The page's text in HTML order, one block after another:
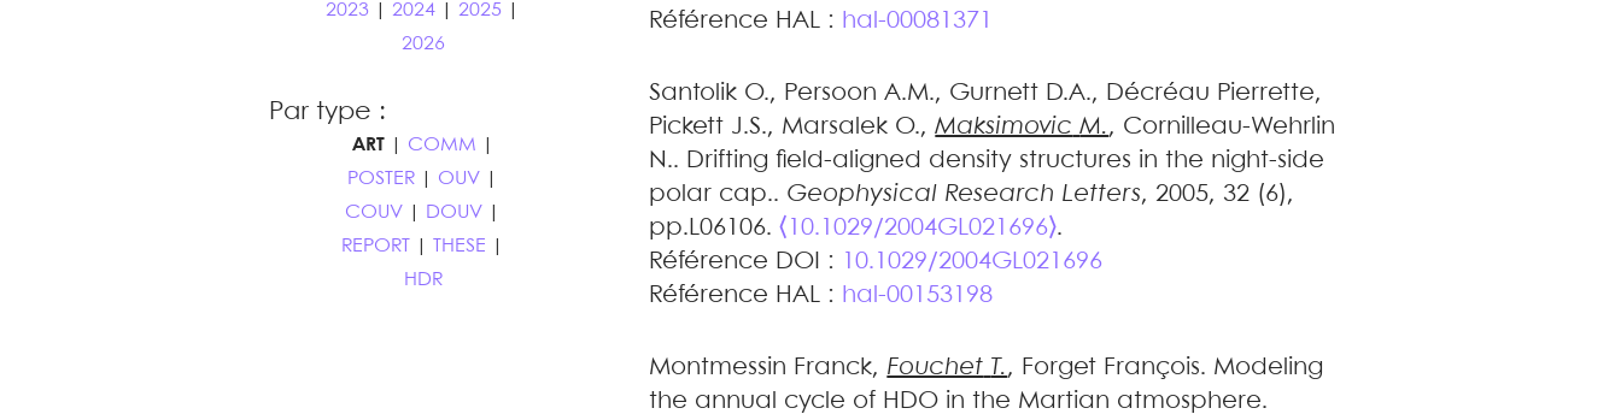
2023 |2024 |2025
2026
Par type :
ART| COMM
POSTER
OUV
COUV
DOUV
REPORT
THESE
HDR
Référence HAL : hal-00081371
Santolik O., Persoon A.M., Gurnett D.A., Décréau Pierrette,
Pickett J.S., Marsalek O.,Maksimovic M., Cornilleau-Wehrlin
N.. Drifting field-aligned density structures in the night-side
polar cap.. Geophysical Research Letters, 2005, 32 (6),
pp.L06106.⟨10.1029/2004GL021696⟩.
Référence DOI :
10.1029/2004GL021696
Référence HAL : hal-00153198
Montmessin Franck, Fouchet T., Forget François. Modeling
the annual cycle of HDO in the Martian atmosphere.